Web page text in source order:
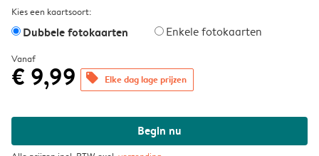
Kies een kaartsoort:
Dubbele fotokaarten Enkele fotokaarten
Vanaf
€ 9,99 offers Elke dag lage prijzen
Begin nu